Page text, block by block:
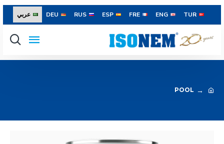
TUR
ENG
FRE
ESP
RUS
DEU عربي
POOL